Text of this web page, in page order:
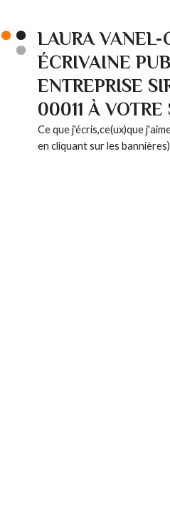
LAURA VANEL-
ÉCRIVAINE
ENTREPRISE
00011 À VOTRE
Ce que j'écris,ce(ux)que
en cliquant sur les